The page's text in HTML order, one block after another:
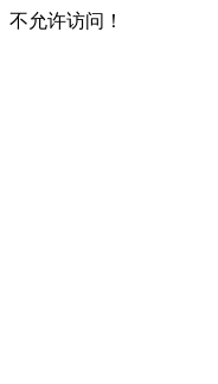
不允许访问！